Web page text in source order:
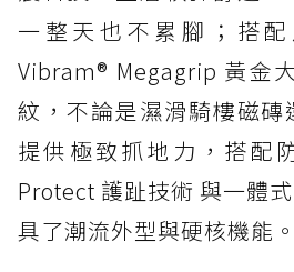
一整天也不累腳；搭
Vibram® Megagrip 黃金
紋，不論是濕滑騎樓磁磚
提供極致抓地力，搭配
Protect 護趾技術 與一體
具了潮流外型與硬核機能。